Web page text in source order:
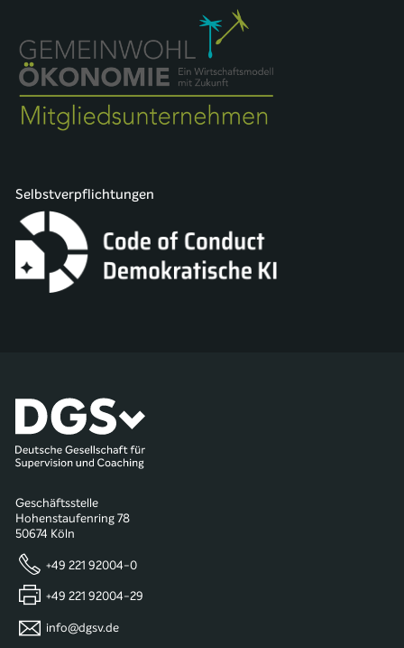
Selbstverpflichtungen
Geschäftsstelle
Hohenstaufenring 78
50674 Köln
+49 221 92004-0
+49 221 92004-29
info@dgsv.de